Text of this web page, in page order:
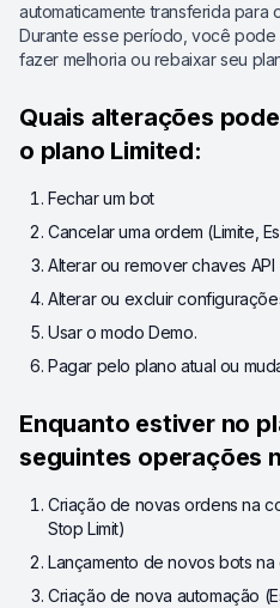
automaticamente transferida para
Durante esse período, você pode
fazer melhoria ou rebaixar seu
Quais alterações
o plano Limited:
Fechar um bot
Cancelar uma ordem (Limite,
Alterar ou remover chaves API
Alterar ou excluir
Usar o modo Demo.
Pagar pelo plano atual ou
Enquanto estiver no
seguintes operações
Criação de novas ordens na
Stop Limit)
Lançamento de novos bots na
Criação de nova automação